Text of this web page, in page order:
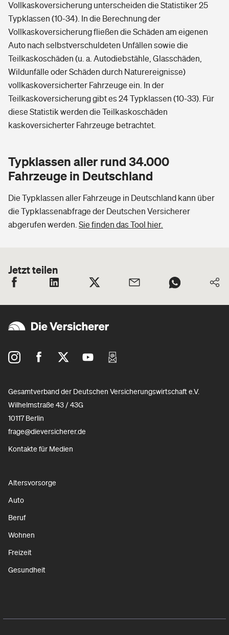
Vollkaskoversicherung unterscheiden die Statistiker 25
Typklassen (10-34). In die Berechnung der
Vollkaskoversicherung fließen die Schäden am eigenen
Auto nach selbstverschuldeten Unfällen sowie die
Teilkaskoschäden (u. a. Autodiebstähle, Glasschäden,
Wildunfälle oder Schäden durch Naturereignisse)
vollkaskoversicherter Fahrzeuge ein. In der
Teilkaskoversicherung gibt es 24 Typklassen (10-33). Für
diese Statistik werden die Teilkaskoschäden
kaskoversicherter Fahrzeuge betrachtet.
Typklassen aller rund 34.000
Fahrzeuge in Deutschland
Die Typklassen aller Fahrzeuge in Deutschland kann über
die Typklassenabfrage der Deutschen Versicherer
abgerufen werden. Sie finden das Tool hier.
Jetzt teilen
Gesamtverband der Deutschen Versicherungswirtschaft e.V.
Wilhelmstraße 43 / 43G
10117 Berlin
frage@dieversicherer.de
Kontakte für Medien
Altersvorsorge
Auto
Beruf
Wohnen
Freizeit
Gesundheit